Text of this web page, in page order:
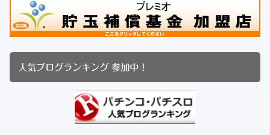
人気ブログランキング 参加中！